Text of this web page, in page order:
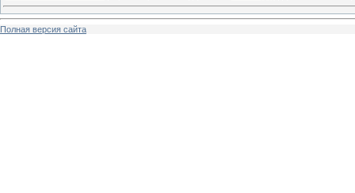
Полная версия сайта